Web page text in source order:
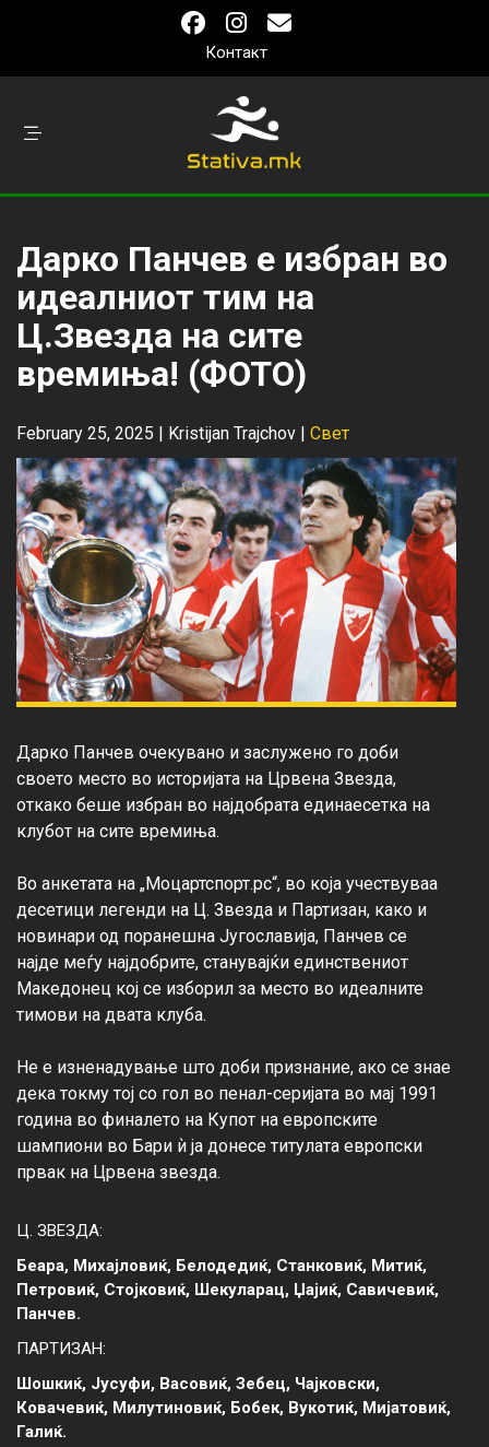
Контакт
Дарко Панчев е избран во
идеалниот тим на
Ц.Звезда на сите
времиња! (ФОТО)
February 25, 2025 | Kristijan Trajchov | Свет
Дарко Панчев очекувано и заслужено го доби
своето место во историјата на Црвена Звезда,
откако беше избран во најдобрата единаесетка на
клубот на сите времиња.
Во анкетата на „Моцартспорт.рс“, во која учествуваа
десетици легенди на Ц. Звезда и Партизан, како и
новинари од поранешна Југославија, Панчев се
најде меѓу најдобрите, станувајќи единствениот
Македонец кој се изборил за место во идеалните
тимови на двата клуба.
Не е изненадување што доби признание, ако се знае
дека токму тој со гол во пенал-серијата во мај 1991
година во финалето на Купот на европските
шампиони во Бари ѝ ја донесе титулата европски
Ц. ЗВЕЗДА:
Беара, Михајловиќ, Белодедиќ, Станковиќ, Митиќ,
Петровиќ, Стојковиќ, Шекуларац, Џајиќ, Савичевиќ,
Панчев.
ПАРТИЗАН:
Шошкиќ, Јусуфи, Васовиќ, Зебец, Чајковски,
Ковачевиќ, Милутиновиќ, Бобек, Вукотиќ, Мијатовиќ,
Галиќ.